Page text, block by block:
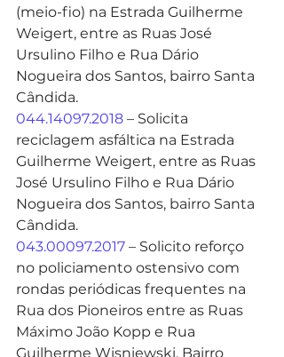
(meio-fio) na Estrada Guilherme
Weigert, entre as Ruas José
Ursulino Filho e Rua Dário
Nogueira dos Santos, bairro Santa
Cândida.
044.14097.2018 – Solicita
reciclagem asfáltica na Estrada
Guilherme Weigert, entre as Ruas
José Ursulino Filho e Rua Dário
Nogueira dos Santos, bairro Santa
Cândida.
043.00097.2017 – Solicito reforço
no policiamento ostensivo com
rondas periódicas frequentes na
Rua dos Pioneiros entre as Ruas
Máximo João Kopp e Rua
Guilherme Wisniewski, Bairro